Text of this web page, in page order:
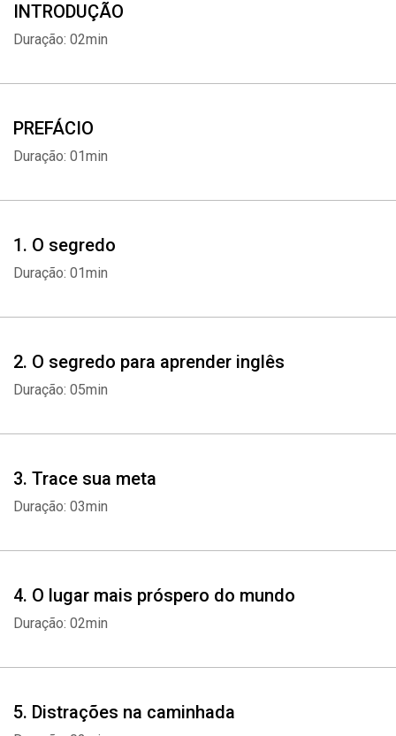
INTRODUÇÃO
Duração: 02min
PREFÁCIO
Duração: 01min
1. O segredo
Duração: 01min
2. O segredo para aprender inglês
Duração: 05min
3. Trace sua meta
Duração: 03min
4. O lugar mais próspero do mundo
Duração: 02min
5. Distrações na caminhada